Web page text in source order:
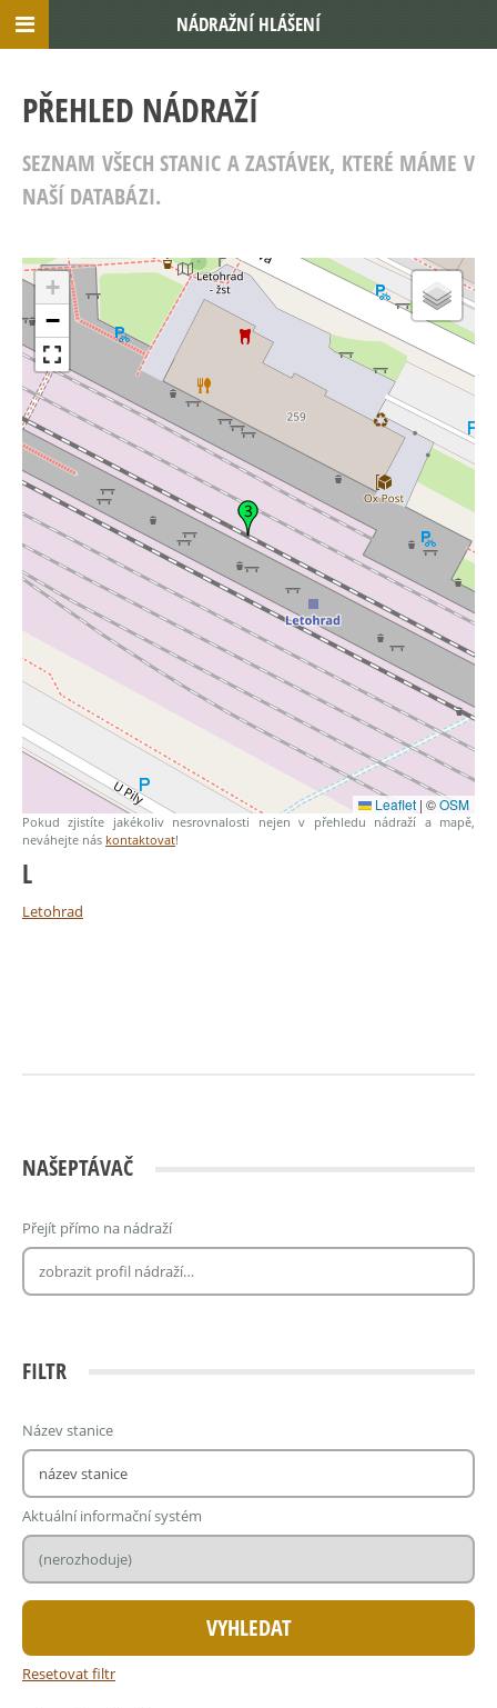
PŘEHLED NÁDRAŽÍ
SEZNAM VŠECH STANIC A ZASTÁVEK, KTERÉ MÁME V
NAŠÍ DATABÁZI.
+
−
Leaflet | ©OSM
Pokud zjistíte jakékoliv nesrovnalosti nejen v přehledu nádraží a mapě,
neváhejte nás kontaktovat!
L
Letohrad
NAŠEPTÁVAČ
Přejít přímo na nádraží
FILTR
Název stanice
Aktuální informační systém
Resetovat filtr
NÁDRAŽNÍ HLÁŠENÍ